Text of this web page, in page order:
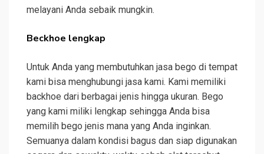
melayani Anda sebaik mungkin.
Beckhoe lengkap
Untuk Anda yang membutuhkan jasa bego di tempat
kami bisa menghubungi jasa kami. Kami memiliki
backhoe dari berbagai jenis hingga ukuran. Bego
yang kami miliki lengkap sehingga Anda bisa
memilih bego jenis mana yang Anda inginkan.
Semuanya dalam kondisi bagus dan siap digunakan